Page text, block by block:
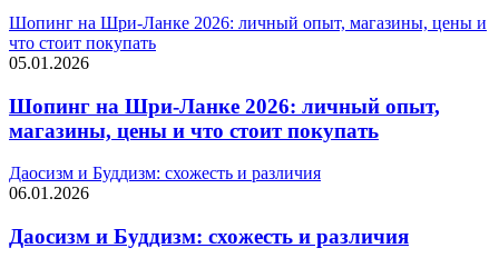
Шопинг на Шри-Ланке 2026: личный опыт, магазины, цены и
что стоит покупать
05.01.2026
Шопинг на Шри-Ланке 2026: личный опыт,
магазины, цены и что стоит покупать
Даосизм и Буддизм: схожесть и различия
06.01.2026
Даосизм и Буддизм: схожесть и различия